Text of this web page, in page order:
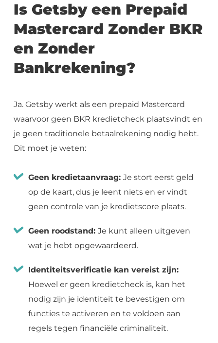
Is Getsby een Prepaid
Mastercard Zonder BKR
en Zonder
Bankrekening?
Ja. Getsby werkt als een prepaid Mastercard
waarvoor geen BKR kredietcheck plaatsvindt en
je geen traditionele betaalrekening nodig hebt.
Dit moet je weten:
Geen kredietaanvraag: Je stort eerst geld
op de kaart, dus je leent niets en er vindt
geen controle van je kredietscore plaats.
Geen roodstand: Je kunt alleen uitgeven
wat je hebt opgewaardeerd.
Identiteitsverificatie kan vereist zijn:
Hoewel er geen kredietcheck is, kan het
nodig zijn je identiteit te bevestigen om
functies te activeren en te voldoen aan
regels tegen financiële criminaliteit.